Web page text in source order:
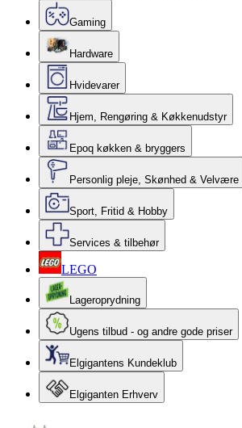
Gaming
Hardware
Hvidevarer
Hjem, Rengøring & Køkkenudstyr
Epoq køkken & bryggers
Personlig pleje, Skønhed & Velvære
Sport, Fritid & Hobby
Services & tilbehør
LEGO
Lageroprydning
Ugens tilbud - og andre gode priser
Elgigantens Kundeklub
Elgiganten Erhverv